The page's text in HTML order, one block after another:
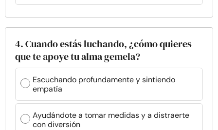
4. Cuando estás luchando, ¿cómo quieres
que te apoye tu alma gemela?
Escuchando profundamente y sintiendo
empatía
Ayudándote a tomar medidas y a distraerte
con diversión